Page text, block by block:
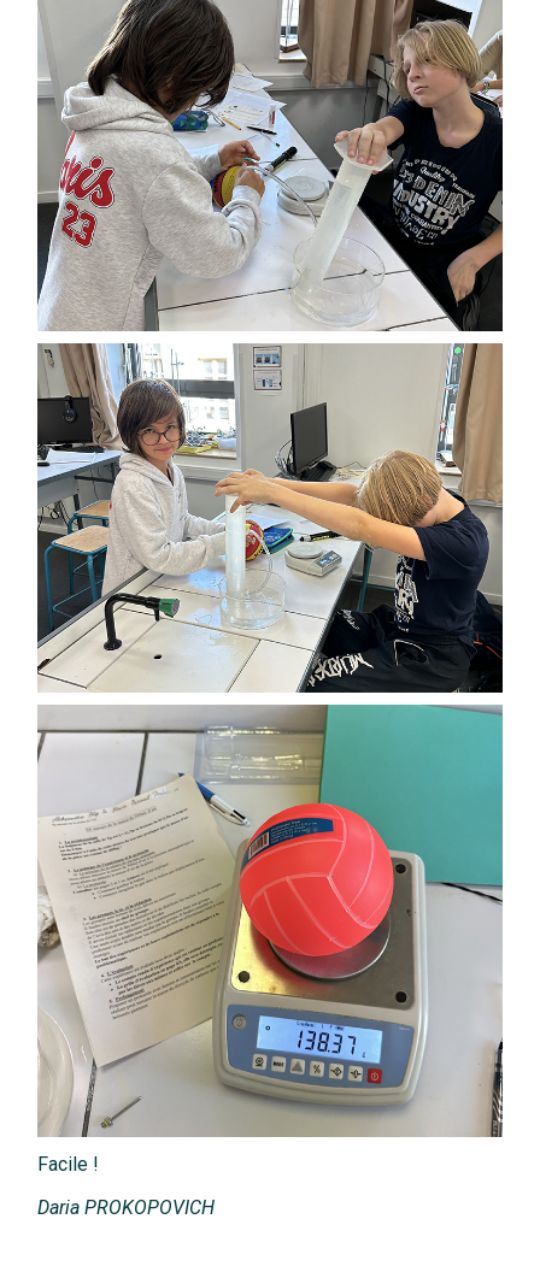
Facile !
Daria PROKOPOVICH